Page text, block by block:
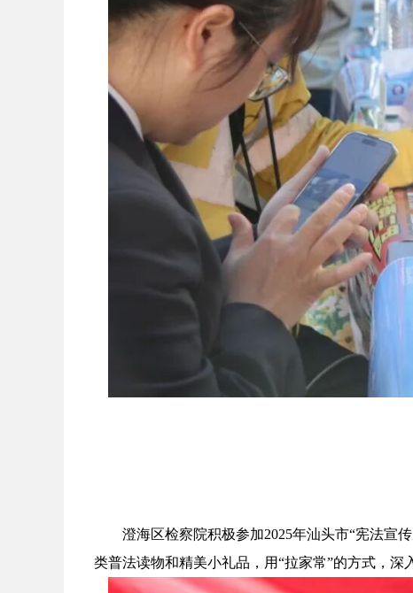
澄海区检察院积极参加2025年汕头市“宪法宣传
类普法读物和精美小礼品，用“拉家常”的方式，深